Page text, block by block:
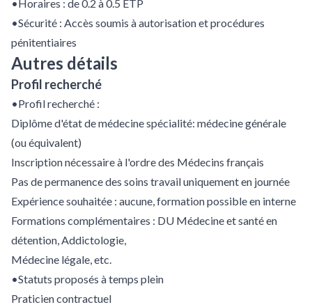
•Horaires : de 0.2 à 0.5 ETP
•Sécurité : Accès soumis à autorisation et procédures
pénitentiaires
Autres détails
Profil recherché
•Profil recherché :
Diplôme d'état de médecine spécialité: médecine générale
(ou équivalent)
Inscription nécessaire à l'ordre des Médecins français
Pas de permanence des soins travail uniquement en journée
Expérience souhaitée : aucune, formation possible en interne
Formations complémentaires : DU Médecine et santé en
détention, Addictologie,
Médecine légale, etc.
•Statuts proposés à temps plein
Praticien contractuel